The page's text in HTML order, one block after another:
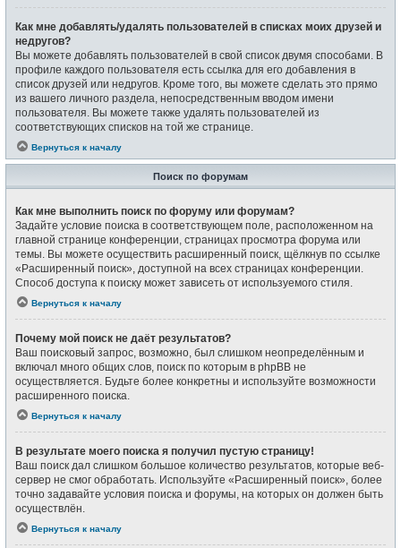
Как мне добавлять/удалять пользователей в списках моих друзей и
недругов?
Вы можете добавлять пользователей в свой список двумя способами. В
профиле каждого пользователя есть ссылка для его добавления в
список друзей или недругов. Кроме того, вы можете сделать это прямо
из вашего личного раздела, непосредственным вводом имени
пользователя. Вы можете также удалять пользователей из
соответствующих списков на той же странице.
Вернуться к началу
Поиск по форумам
Как мне выполнить поиск по форуму или форумам?
Задайте условие поиска в соответствующем поле, расположенном на
главной странице конференции, страницах просмотра форума или
темы. Вы можете осуществить расширенный поиск, щёлкнув по ссылке
«Расширенный поиск», доступной на всех страницах конференции.
Способ доступа к поиску может зависеть от используемого стиля.
Вернуться к началу
Почему мой поиск не даёт результатов?
Ваш поисковый запрос, возможно, был слишком неопределённым и
включал много общих слов, поиск по которым в phpBB не
осуществляется. Будьте более конкретны и используйте возможности
расширенного поиска.
Вернуться к началу
В результате моего поиска я получил пустую страницу!
Ваш поиск дал слишком большое количество результатов, которые веб-
сервер не смог обработать. Используйте «Расширенный поиск», более
точно задавайте условия поиска и форумы, на которых он должен быть
осуществлён.
Вернуться к началу